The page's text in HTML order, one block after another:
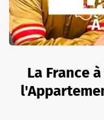
La France